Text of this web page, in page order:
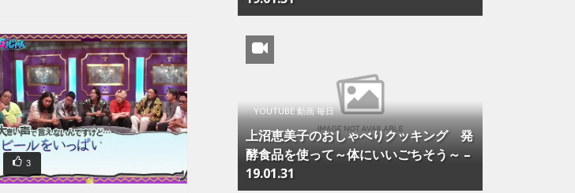
3
YOUTUBE 動画 毎日
上沼恵美子のおしゃべりクッキング 発
酵食品を使って～体にいいごちそう～ –
19.01.31